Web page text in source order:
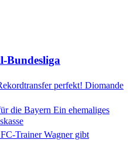
Bundesliga
perfekt! Diomande
die Bayern Ein ehemaliges
FC-Trainer Wagner gibt